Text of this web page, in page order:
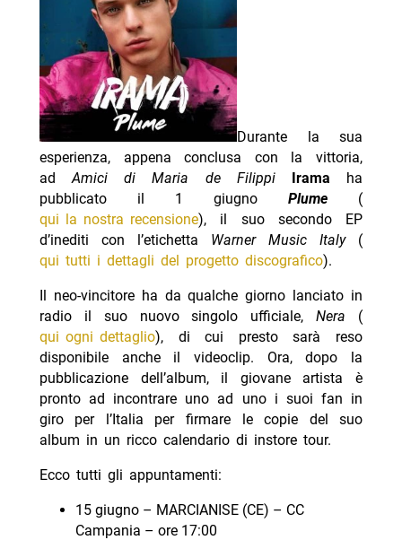
Durante la sua
esperienza, appena conclusa con la vittoria,
adAmici di Maria de Filippi Irama ha
pubblicato il 1 giugnoPlume (
qui la nostra recensione), il suo secondo EP
d’inediti con l’etichetta Warner Music Italy (
qui tutti i dettagli del progetto discografico).
Il neo-vincitore ha da qualche giorno lanciato in
radio il suo nuovo singolo ufficiale,Nera (
qui ogni dettaglio), di cui presto sarà reso
disponibile anche il videoclip. Ora, dopo la
pubblicazione dell’album, il giovane artista è
pronto ad incontrare uno ad uno i suoi fan in
giro per l’Italia per firmare le copie del suo
album in un ricco calendario di instore tour.
Ecco tutti gli appuntamenti:
15 giugno – MARCIANISE (CE) – CC
Campania – ore 17:00